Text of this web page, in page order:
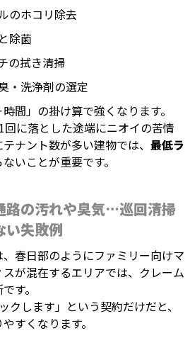
のホコリ除去
除菌
の拭き清掃
・洗浄剤の選定
間」の掛け算で強くなります。
に落とした途端にニオイの苦情
ナント数が多い建物では、 最低ラ
いことが重要です。
路の汚れや臭気…巡回清掃
い失敗例
春日部のようにファミリー向けマ
が混在するエリアでは、クレーム
す。
クします」という契約だけだと、
すくなります。